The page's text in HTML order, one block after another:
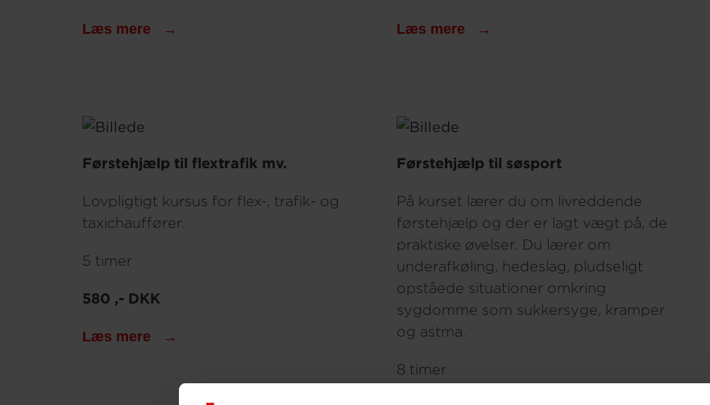
Læs mere Læs mere
Førstehjælp til flextrafik mv.
Lovpligtigt kursus for flex-, trafik- og
taxichauffører.
5 timer
580 ,- DKK
Læs mere
Førstehjælp til søsport
På kurset lærer du om livreddende
førstehjælp og der er lagt vægt på, de
praktiske øvelser. Du lærer om
underafkøling, hedeslag, pludseligt
opståede situationer omkring
sygdomme som sukkersyge, kramper
og astma.
8 timer